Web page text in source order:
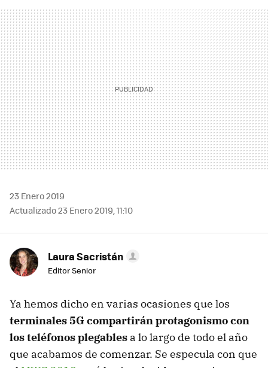
MAIL
23 Enero 2019
Actualizado 23 Enero 2019, 11:10
Laura Sacristán
Editor Senior
Ya hemos dicho en varias ocasiones que los
terminales 5G compartirán protagonismo con
los teléfonos plegables a lo largo de todo el año
que acabamos de comenzar. Se especula con que